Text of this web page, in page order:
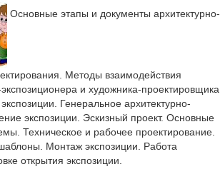
Основные этапы и документы архитектурно-
Методы взаимодействия
и художника-проектировщика
Генеральное архитектурно-
экспозиции. Эскизный проект. Основные
Техническое и рабочее проектирование.
Монтаж экспозиции. Работа
открытия экспозиции.